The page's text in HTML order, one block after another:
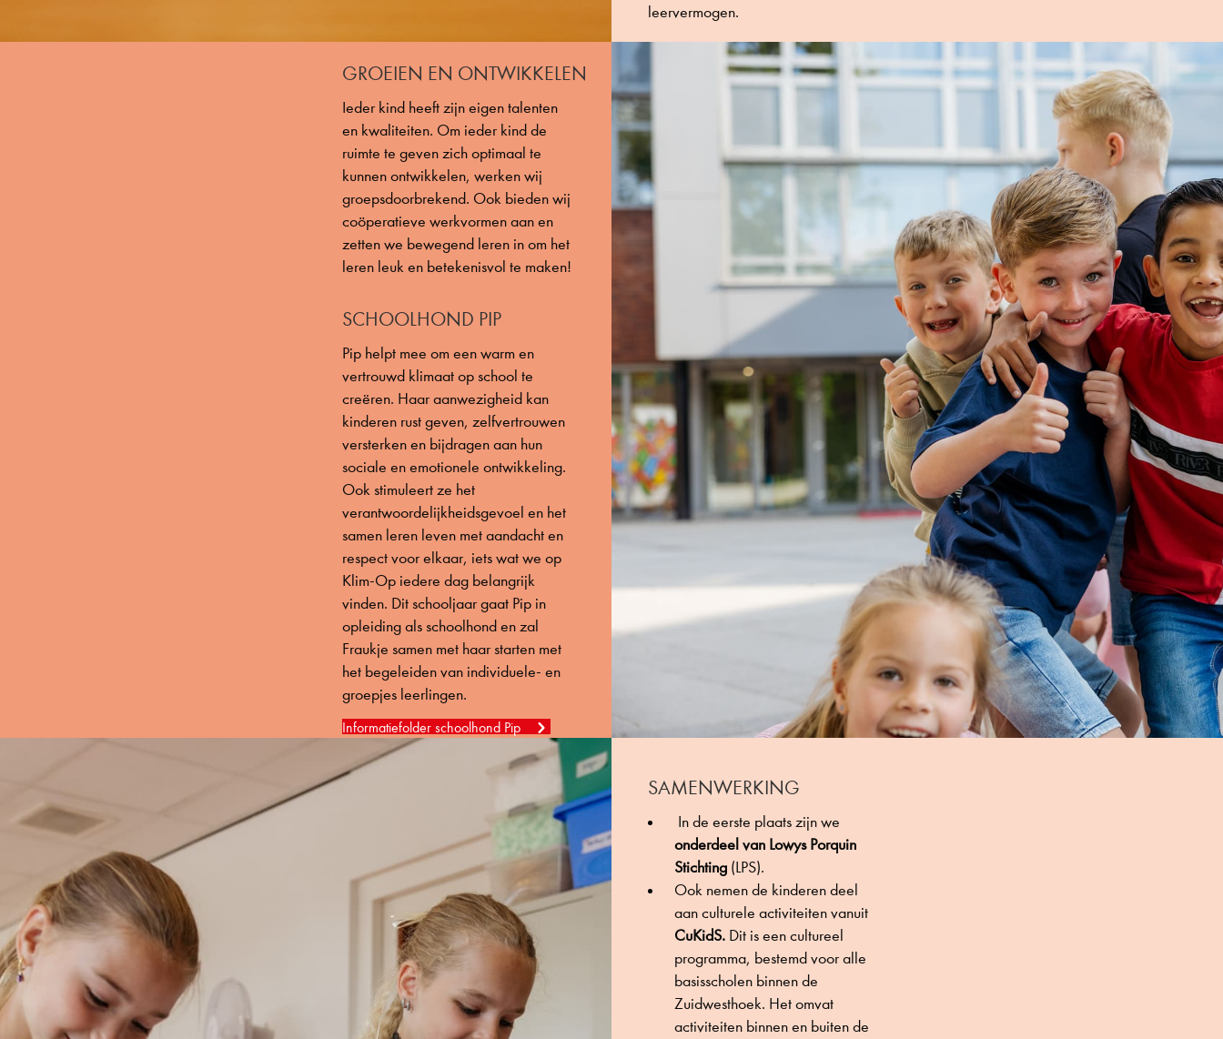
leervermogen.
GROEIEN EN ONTWIKKELEN
Ieder kind heeft zijn eigen talenten
en kwaliteiten. Om ieder kind de
ruimte te geven zich optimaal te
kunnen ontwikkelen, werken wij
groepsdoorbrekend. Ook bieden wij
coöperatieve werkvormen aan en
zetten we bewegend leren in om het
leren leuk en betekenisvol te maken!
SCHOOLHOND PIP
Pip helpt mee om een warm en
vertrouwd klimaat op school te
creëren. Haar aanwezigheid kan
kinderen rust geven, zelfvertrouwen
versterken en bijdragen aan hun
sociale en emotionele ontwikkeling.
Ook stimuleert ze het
verantwoordelijkheidsgevoel en het
samen leren leven met aandacht en
respect voor elkaar, iets wat we op
Klim-Op iedere dag belangrijk
vinden. Dit schooljaar gaat Pip in
opleiding als schoolhond en zal
Fraukje samen met haar starten met
het begeleiden van individuele- en
groepjes leerlingen.
Informatiefolder schoolhond Pip
SAMENWERKING
In de eerste plaats zijn we
onderdeel van Lowys Porquin
Stichting (LPS).
Ook nemen de kinderen deel
aan culturele activiteiten vanuit
CuKidS. Dit is een cultureel
programma, bestemd voor alle
basisscholen binnen de
Zuidwesthoek. Het omvat
activiteiten binnen en buiten de